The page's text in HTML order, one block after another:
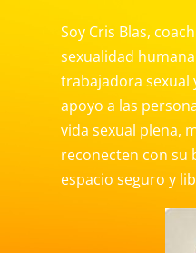
Soy Cris Blas,
sexualidad
trabajadora sexual
apoyo a las
vida sexual plena,
reconecten con su
espacio seguro y